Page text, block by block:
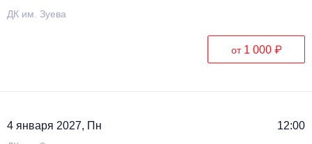
ДК им. Зуева
от 1 000 ₽
4 января 2027, Пн 12:00